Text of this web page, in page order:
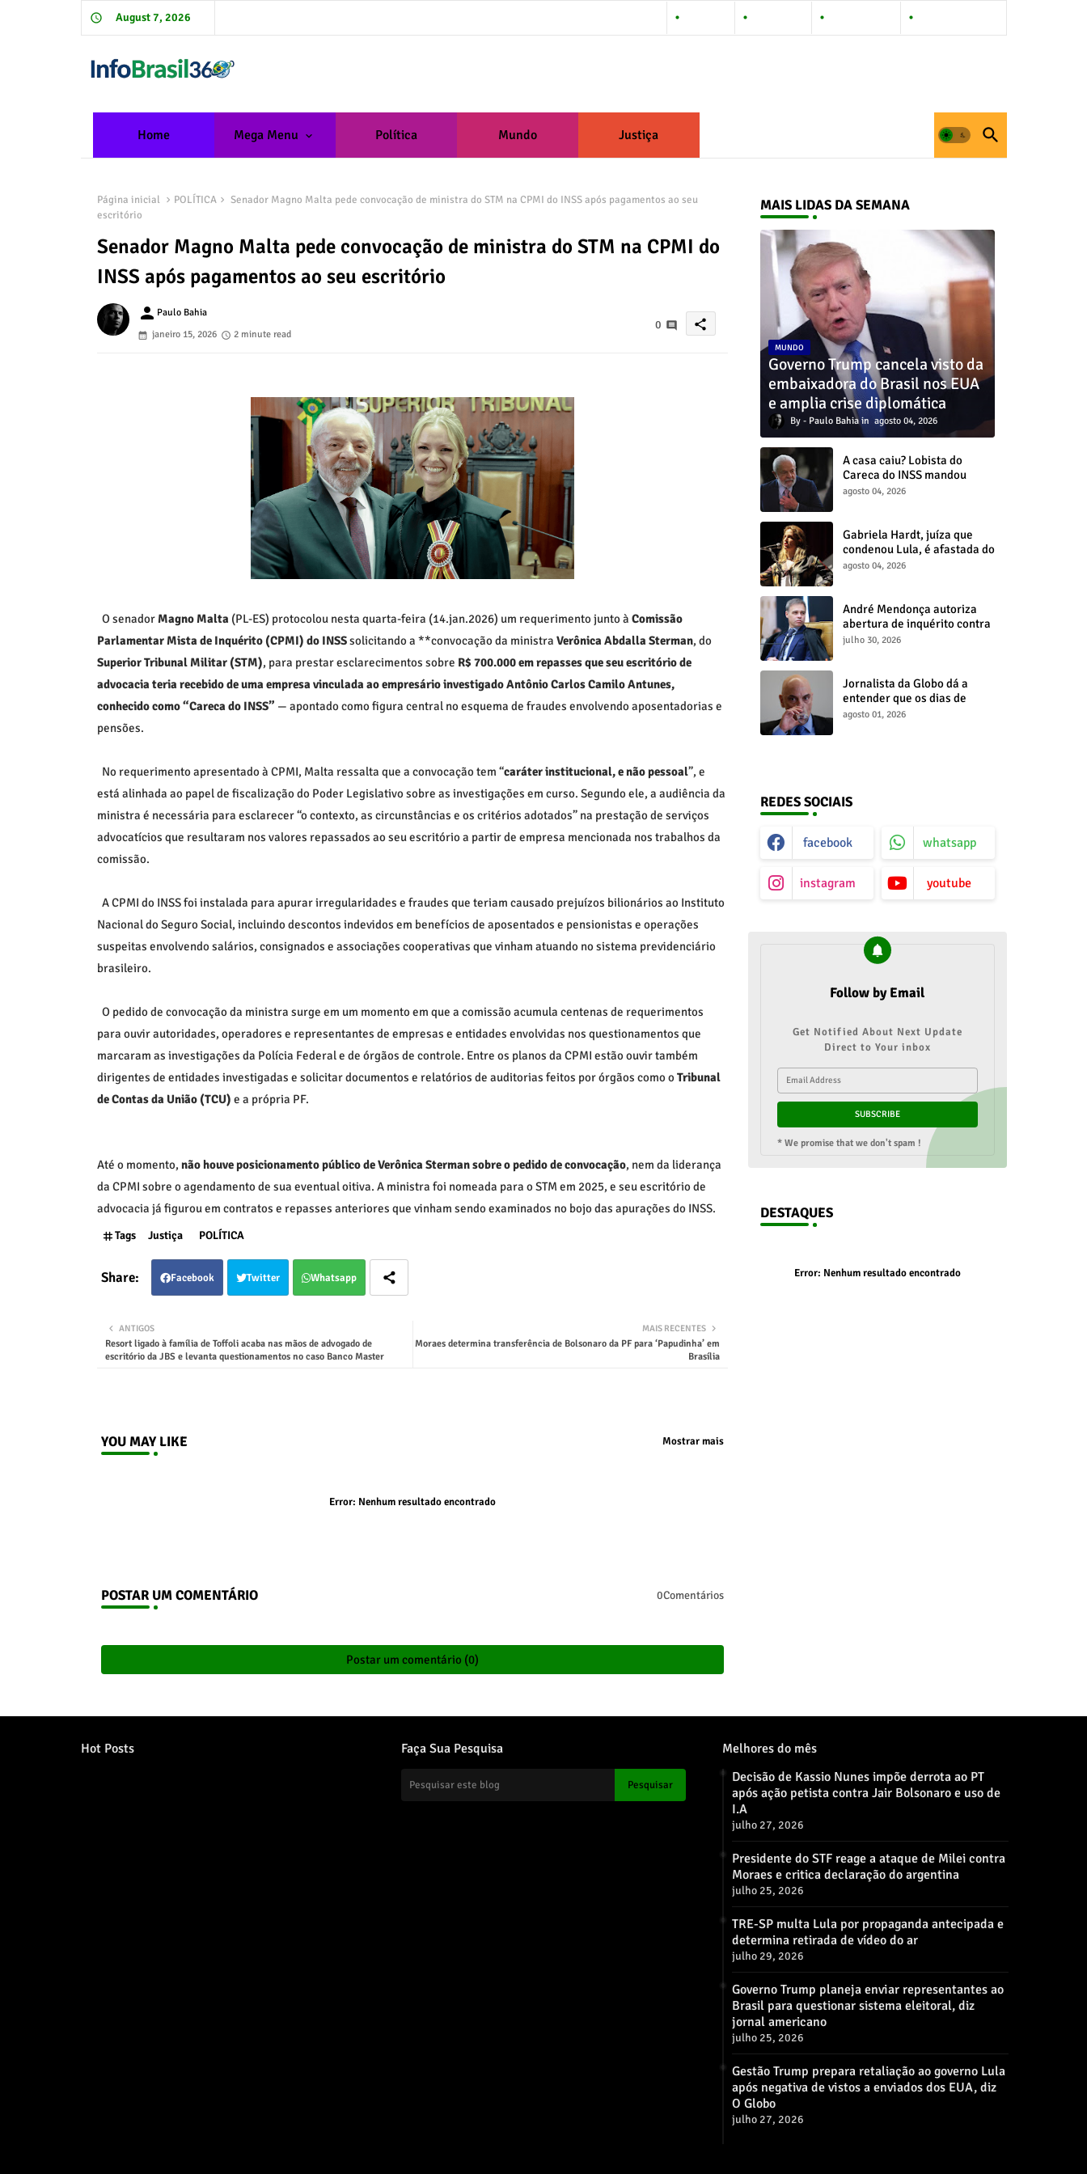
August 7, 2026 About Us Contact Us Privacy Policy Documentation
Home Mega Menu Política Mundo Justiça
Página inicial POLÍTICA
Senador Magno Malta pede convocação de ministra do STM na CPMI do INSS após pagamentos ao seu
escritório
Senador Magno Malta pede convocação de ministra do STM na CPMI do
INSS após pagamentos ao seu escritório
person Paulo Bahia
janeiro 15, 2026
2 minute read
0 share
O senadorMagno Malta (PL-ES) protocolou nesta quarta-feira (14.jan.2026) um requerimento junto à Comissão
Parlamentar Mista de Inquérito (CPMI) do INSSsolicitando a **convocação da ministra Verônica Abdalla Sterman, do
Superior Tribunal Militar (STM), para prestar esclarecimentos sobre R$ 700.000 em repasses que seu escritório de
advocacia teria recebido de uma empresa vinculada ao empresário investigado Antônio Carlos Camilo Antunes,
conhecido como “Careca do INSS” — apontado como figura central no esquema de fraudes envolvendo aposentadorias e
pensões.
No requerimento apresentado à CPMI, Malta ressalta que a convocação tem “caráter institucional, e não pessoal”, e
está alinhada ao papel de fiscalização do Poder Legislativo sobre as investigações em curso. Segundo ele, a audiência da
ministra é necessária para esclarecer “o contexto, as circunstâncias e os critérios adotados” na prestação de serviços
advocatícios que resultaram nos valores repassados ao seu escritório a partir de empresa mencionada nos trabalhos da
comissão.
A CPMI do INSS foi instalada para apurar irregularidades e fraudes que teriam causado prejuízos bilionários ao Instituto
Nacional do Seguro Social, incluindo descontos indevidos em benefícios de aposentados e pensionistas e operações
suspeitas envolvendo salários, consignados e associações cooperativas que vinham atuando no sistema previdenciário
brasileiro.
O pedido de convocação da ministra surge em um momento em que a comissão acumula centenas de requerimentos
para ouvir autoridades, operadores e representantes de empresas e entidades envolvidas nos questionamentos que
marcaram as investigações da Polícia Federal e de órgãos de controle. Entre os planos da CPMI estão ouvir também
dirigentes de entidades investigadas e solicitar documentos e relatórios de auditorias feitos por órgãos como oTribunal
de Contas da União (TCU) e a própria PF.
Até o momento, não houve posicionamento público de Verônica Sterman sobre o pedido de convocação, nem da liderança
da CPMI sobre o agendamento de sua eventual oitiva. A ministra foi nomeada para o STM em 2025, e seu escritório de
advocacia já figurou em contratos e repasses anteriores que vinham sendo examinados no bojo das apurações do INSS.
Tags Justiça POLÍTICA
Facebook Twitter Whatsapp
MAIS RECENTES
Moraes determina transferência de Bolsonaro da PF para ‘Papudinha’ em
Brasília
ANTIGOS
Resort ligado à família de Toffoli acaba nas mãos de advogado de
escritório da JBS e levanta questionamentos no caso Banco Master
YOU MAY LIKE Mostrar mais
Error: Nenhum resultado encontrado
POSTAR UM COMENTÁRIO 0Comentários
Postar um comentário (0)
MAIS LIDAS DA SEMANA
MUNDO
Governo Trump cancela visto da
embaixadora do Brasil nos EUA
e amplia crise diplomática
Paulo Bahia agosto 04, 2026
A casa caiu? Lobista do
Careca do INSS mandou
dinheiro para assessor de
agosto 04, 2026
Gabriela Hardt, juíza que
condenou Lula, é afastada do
cargo por decisão do CNJ
agosto 04, 2026
André Mendonça autoriza
abertura de inquérito contra
Lulinha e aterroriza governo
julho 30, 2026
Jornalista da Globo dá a
entender que os dias de
Moraes no STF estão
agosto 01, 2026
REDES SOCIAIS
facebook whatsapp
instagram youtube
Follow by Email
Get Notified About Next Update
Direct to Your inbox
* We promise that we don't spam !
DESTAQUES
Error: Nenhum resultado encontrado
Hot Posts Faça Sua Pesquisa
Melhores do mês
Decisão de Kassio Nunes impõe derrota ao PT
após ação petista contra Jair Bolsonaro e uso de
I.A
julho 27, 2026
Presidente do STF reage a ataque de Milei contra
Moraes e critica declaração do argentina
julho 25, 2026
TRE-SP multa Lula por propaganda antecipada e
determina retirada de vídeo do ar
julho 29, 2026
Governo Trump planeja enviar representantes ao
Brasil para questionar sistema eleitoral, diz
jornal americano
julho 25, 2026
Gestão Trump prepara retaliação ao governo Lula
após negativa de vistos a enviados dos EUA, diz
O Globo
julho 27, 2026